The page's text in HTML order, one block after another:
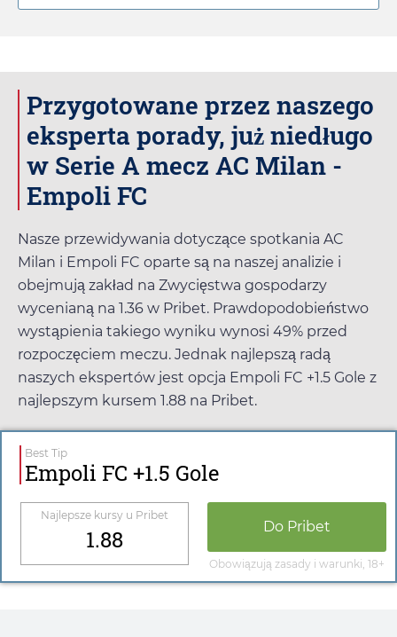
Przygotowane przez naszego
eksperta porady, już niedługo
w Serie A mecz AC Milan -
Empoli FC
Nasze przewidywania dotyczące spotkania AC
Milan i Empoli FC oparte są na naszej analizie i
obejmują zakład na Zwycięstwa gospodarzy
wycenianą na 1.36 w Pribet. Prawdopodobieństwo
wystąpienia takiego wyniku wynosi 49% przed
rozpoczęciem meczu. Jednak najlepszą radą
naszych ekspertów jest opcja Empoli FC +1.5 Gole z
najlepszym kursem 1.88 na Pribet.
Best Tip
Empoli FC +1.5 Gole
Najlepsze kursy u Pribet
1.88 Do Pribet
Obowiązują zasady i warunki, 18+